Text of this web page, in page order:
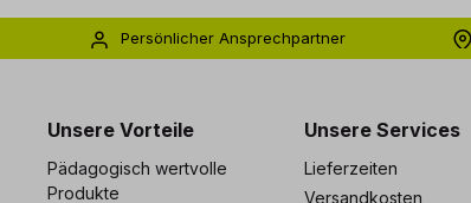
Persönlicher Ansprechpartner
Unsere Vorteile
Pädagogisch wertvolle
Produkte
Unsere Services
Lieferzeiten
Versandkosten